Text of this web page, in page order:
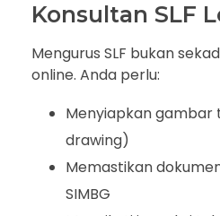
Konsultan SLF
Mengurus SLF bukan
online. Anda perlu:
Menyiapkan gambar
drawing)
Memastikan
SIMBG